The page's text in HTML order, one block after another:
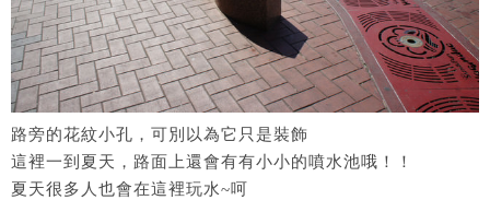
路旁的花紋小孔，可別以為它只是裝飾
這裡一到夏天，路面上還會有有小小的噴水池哦！！
夏天很多人也會在這裡玩水~呵